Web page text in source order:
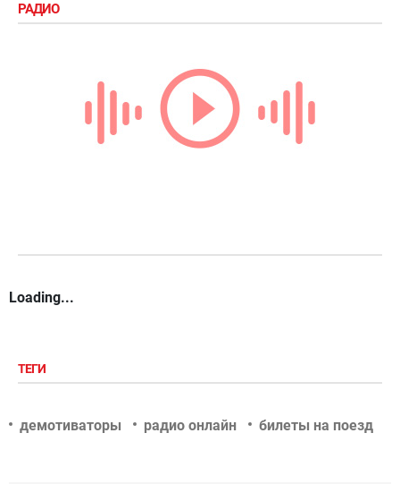
РАДИО
Loading...
ТЕГИ
демотиваторы радио онлайн билеты на поезд